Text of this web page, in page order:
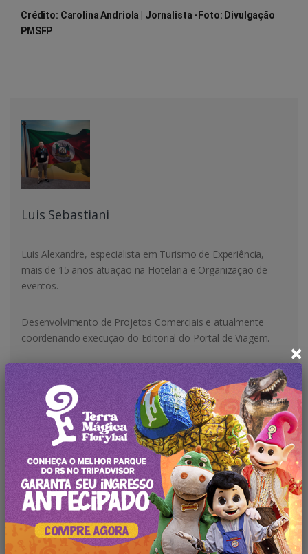
Crédito: Carolina Andriola | Jornalista -Foto: Divulgação
PMSFP
Luis Sebastiani
Luis Alexandre, especialista em Turismo de Experiência,
mais de 15 anos atuação na Hotelaria e Organização de
eventos.
Desenvolvimento de Projetos Comerciais e atualmente
coordenando execução do Editorial do Portal de Viagem.
Legado Coop 2027 anuncia primeiros palestrantes
Rio Grande do Sul tem dia histórico para Turismo →
×